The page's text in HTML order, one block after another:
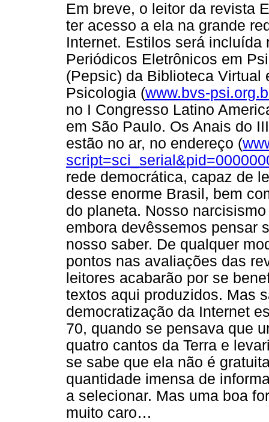
Em breve, o leitor da revista
ter acesso a ela na grande
Internet. Estilos será incluída
Periódicos Eletrônicos em
(Pepsic) da Biblioteca Virtual
Psicologia (www.bvs-
no I Congresso Latino
em São Paulo. Os Anais do
estão no ar, no endereço (
rede democrática, capaz de
desse enorme Brasil, bem
do planeta. Nosso
embora devêssemos pensar
nosso saber. De qualquer
pontos nas avaliações das
leitores acabarão por se
textos aqui produzidos. Mas
democratização da Internet
70, quando se pensava que
quatro cantos da Terra e
se sabe que ela não é
quantidade imensa de
a selecionar. Mas uma boa
muito caro…